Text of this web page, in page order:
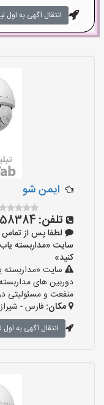
انتقال آگهی به اول
ایمن شو
تلفن:
لطفا پس از تماس
کنید»
سایت
دوربین های
منفعت و مسئولیتی
مکان: فارس - شیراز
انتقال آگهی به